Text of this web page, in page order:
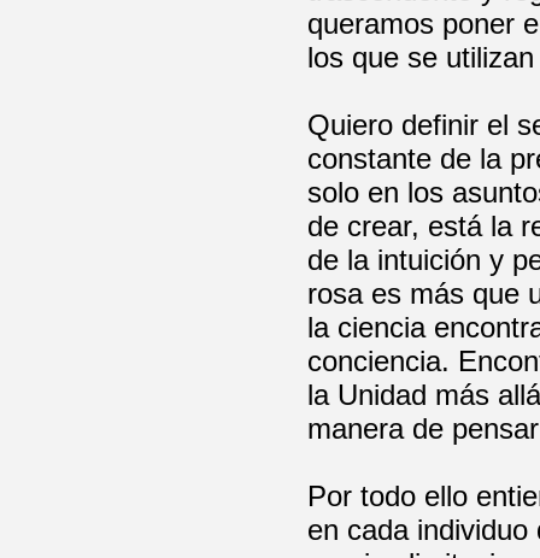
queramos poner
los que se
Quiero definir el
constante de la
solo en los
de crear, está la
de la intuición y
rosa es más que
la ciencia
conciencia.
la Unidad más
manera de
Por todo ello
en cada